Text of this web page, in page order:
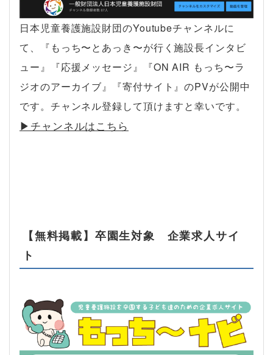
日本児童養護施設財団のYoutubeチャンネルに
て、『もっち〜とあっき〜が行く施設長インタビ
ュー』『応援メッセージ』『ON AIR もっち〜ラ
ジオのアーカイブ』『寄付サイト』のPVが公開中
です。チャンネル登録して頂けますと幸いです。
▶︎チャンネルはこちら
【無料掲載】卒園生対象 企業求人サイ
ト